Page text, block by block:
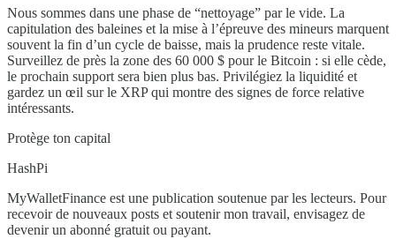
​Nous sommes dans une phase de “nettoyage” par le vide. La
capitulation des baleines et la mise à l’épreuve des mineurs marquent
souvent la fin d’un cycle de baisse, mais la prudence reste vitale.
Surveillez de près la zone des 60 000 $ pour le Bitcoin : si elle cède,
le prochain support sera bien plus bas. Privilégiez la liquidité et
gardez un œil sur le XRP qui montre des signes de force relative
intéressants.
Protège ton capital
HashPi
MyWalletFinance est une publication soutenue par les lecteurs. Pour
recevoir de nouveaux posts et soutenir mon travail, envisagez de
devenir un abonné gratuit ou payant.